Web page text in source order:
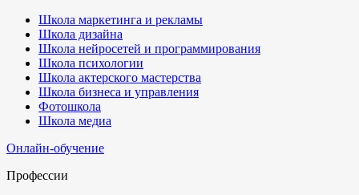
Школа маркетинга и рекламы
Школа дизайна
Школа нейросетей и программирования
Школа психологии
Школа актерского мастерства
Школа бизнеса и управления
Фотошкола
Школа медиа
Онлайн-обучение
Профессии